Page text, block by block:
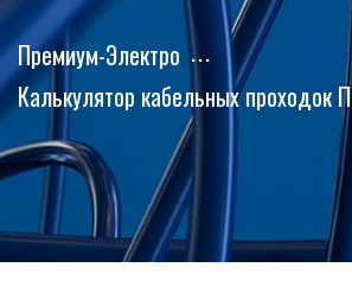
Премиум-Электро
Калькулятор кабельных проходок